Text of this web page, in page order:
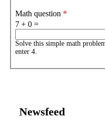
Math question *
7 + 0 =
Solve this simple math
enter 4.
Newsfeed